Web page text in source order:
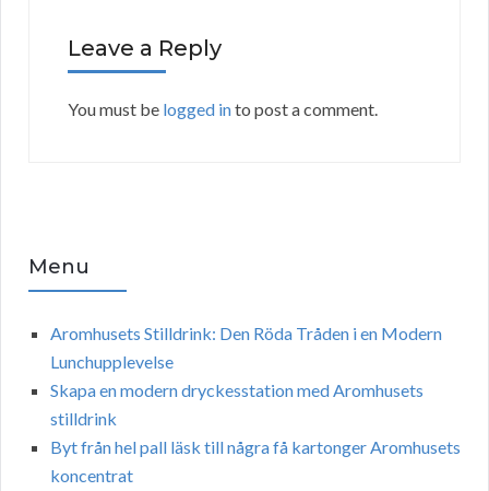
Leave a Reply
You must be logged into post a comment.
Menu
Aromhusets Stilldrink: Den Röda Tråden i en Modern
Lunchupplevelse
Skapa en modern dryckesstation med Aromhusets
stilldrink
Byt från hel pall läsk till några få kartonger Aromhusets
koncentrat